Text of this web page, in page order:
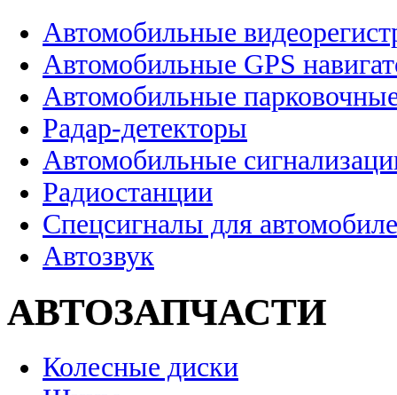
Автомобильные
Автомобильные GPS
Автомобильные
Радар-детекторы
Автомобильные
Радиостанции
Спецсигналы для
Автозвук
АВТОЗАПЧАСТИ
Колесные диски